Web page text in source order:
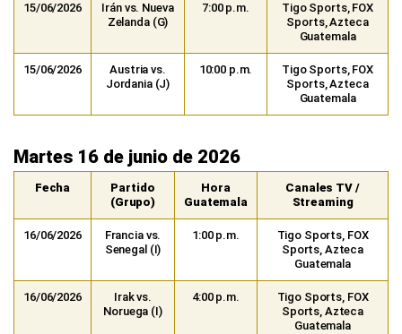
15/06/2026
Irán vs. Nueva
Zelanda (G)
7:00 p.m.
Tigo Sports, FOX
Sports, Azteca
Guatemala
15/06/2026
Austria vs.
Jordania (J)
10:00 p.m.
Tigo Sports, FOX
Sports, Azteca
Guatemala
Martes 16 de junio de 2026
Fecha
Partido
(Grupo)
Hora
Guatemala
Canales TV /
Streaming
16/06/2026
Francia vs.
Senegal (I)
1:00 p.m.
Tigo Sports, FOX
Sports, Azteca
Guatemala
16/06/2026
Irak vs.
Noruega (I)
4:00 p.m.
Tigo Sports, FOX
Sports, Azteca
Guatemala